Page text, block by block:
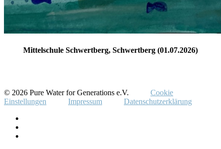
Mittelschule Schwertberg, Schwertberg (01.07.2026)
© 2026 Pure Water for Generations e.V.
Cookie
Einstellungen
Impressum Datenschutzerklärung